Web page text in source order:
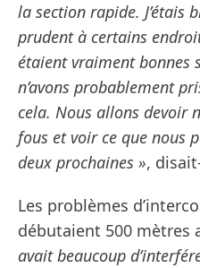
la section rapide. J’étais
prudent à certains
étaient vraiment bonnes
n’avons probablement
cela. Nous allons devoir
fous et voir ce que nous
deux prochaines »,
Les problèmes
débutaient 500 mètres
avait beaucoup